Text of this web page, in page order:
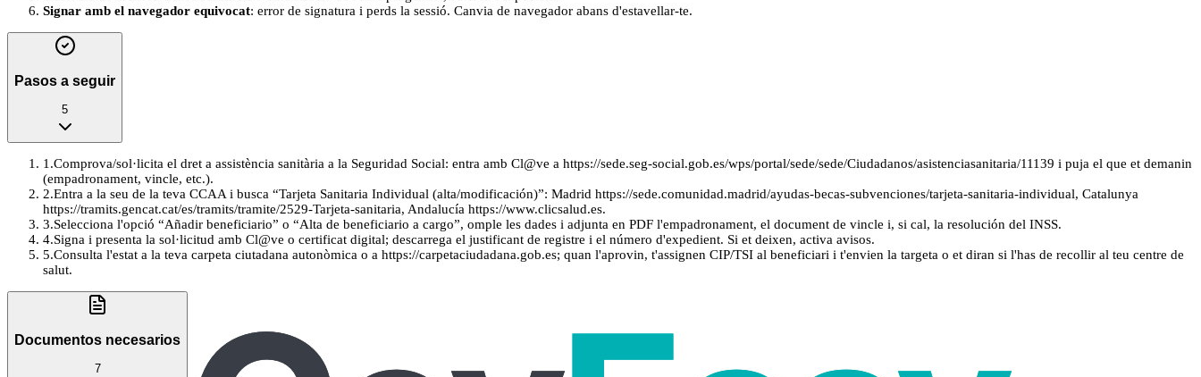
Signar amb el navegador equivocat: error de signatura i perds la sessió. Canvia de navegador abans d'estavellar-te.
Pasos a seguir
5
1 .Comprova/sol·licita el dret a assistència sanitària a la Seguridad Social: entra amb Cl@ve a https://sede.seg-social.gob.es/wps/portal/sede/sede/Ciudadanos/asistenciasanitaria/11139 i puja el que et demanin
(empadronament, vincle, etc.).
2.Entra a la seu de la teva CCAA i busca “Tarjeta Sanitaria Individual (alta/modificación)”: Madrid https://sede.comunidad.madrid/ayudas-becas-subvenciones/tarjeta-sanitaria-individual, Catalunya
https://tramits.gencat.cat/es/tramits/tramite/2529-Tarjeta-sanitaria, Andalucía https://www.clicsalud.es.
3.Selecciona l'opció “Añadir beneficiario” o “Alta de beneficiario a cargo”, omple les dades i adjunta en PDF l'empadronament, el document de vincle i, si cal, la resolución del INSS.
4.Signa i presenta la sol·licitud amb Cl@ve o certificat digital; descarrega el justificant de registre i el número d'expedient. Si et deixen, activa avisos.
5.Consulta l'estat a la teva carpeta ciutadana autonòmica o a https://carpetaciudadana.gob.es; quan l'aprovin, t'assignen CIP/TSI al beneficiari i t'envien la targeta o et diran si l'has de recollir al teu centre de
salut.
Documentos necesarios
7